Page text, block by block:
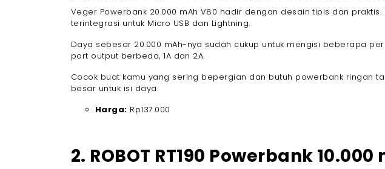
Veger Powerbank 20.000 mAh V80 hadir dengan desain tipis dan
terintegrasi untuk Micro USB dan Lightning.
Daya sebesar 20.000 mAh-nya sudah cukup untuk mengisi beberapa
port output berbeda, 1A dan 2A.
Cocok buat kamu yang sering bepergian dan butuh powerbank ringan
besar untuk isi daya.
Harga: Rp137.000
2. ROBOT RT190 Powerbank 10.000